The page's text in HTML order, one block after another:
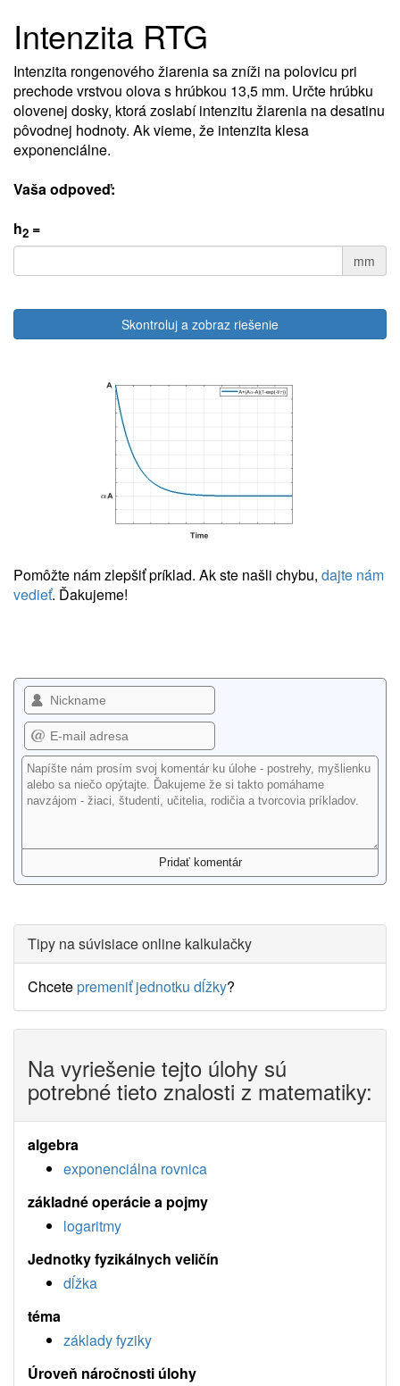
Intenzita RTG
Intenzita rongenového žiarenia sa zníži na polovicu pri
prechode vrstvou olova s hrúbkou 13,5 mm. Určte hrúbku
olovenej dosky, ktorá zoslabí intenzitu žiarenia na desatinu
pôvodnej hodnoty. Ak vieme, že intenzita klesa
exponenciálne.
Vaša odpoveď:
h2 =
mm
Skontroluj a zobraz riešenie
Pomôžte nám zlepšiť príklad. Ak ste našli chybu, dajte nám
vedieť. Ďakujeme!
Tipy na súvisiace online kalkulačky
Chcetepremeniť jednotku dĺžky?
Na vyriešenie tejto úlohy sú
potrebné tieto znalosti z matematiky:
algebra
exponenciálna rovnica
základné operácie a pojmy
logaritmy
Jednotky fyzikálnych veličín
dĺžka
téma
základy fyziky
Úroveň náročnosti úlohy